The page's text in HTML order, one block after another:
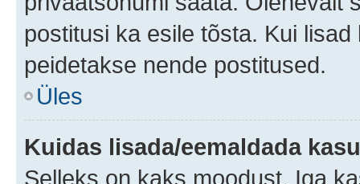
postitusi ka esile tõsta. Kui
peidetakse nende postitused.
Üles
Kuidas lisada/eemaldada
Selleks on kaks moodust. Iga